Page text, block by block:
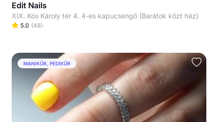
Edit Nails
XIX. Kós Károly tér 4. 4-es kapucsengő (Barátok közt ház)
5.0 (48)
MANIKŰR, PEDIKŰR